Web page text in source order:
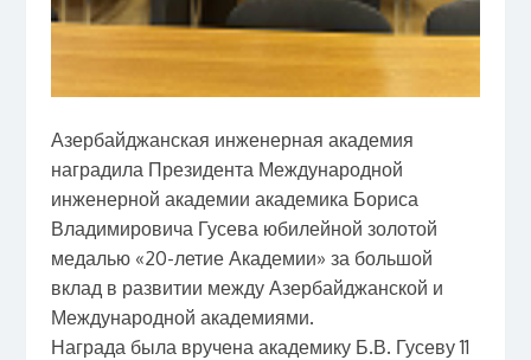
Азербайджанская инженерная академия
наградила Президента Международной
инженерной академии академика Бориса
Владимировича Гусева юбилейной золотой
медалью «20-летие Академии» за большой
вклад в развитии между Азербайджанской и
Международной академиями.
Награда была вручена академику Б.В. Гусеву 11